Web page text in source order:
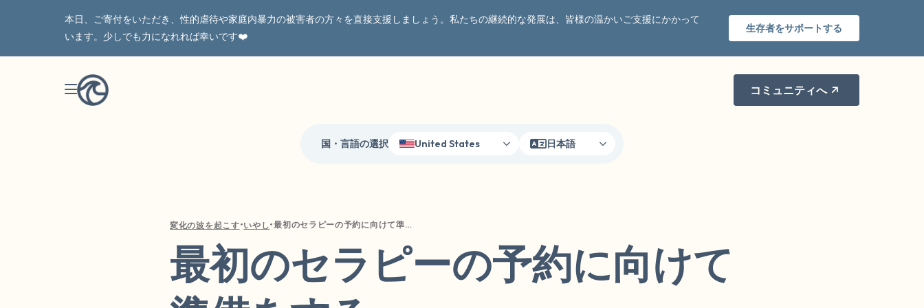
本日、ご寄付をいただき、性的虐待や家庭内暴力の被害者の方々を直接支援しましょう。私たちの継続的な発展は、皆様の温かいご支援にかかって
います。少しでも力になれれば幸いです❤️
生存者をサポートする
コミュニティへ
国・言語の選択 United States 日本語
変化の波を起こす•いやし• 最初のセラピーの予約に向けて準備をする
最初のセラピーの予約に向けて